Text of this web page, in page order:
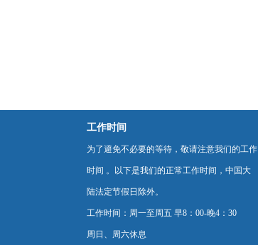
工作时间
为了避免不必要的等待，敬请注意我们的工作
时间 。以下是我们的正常工作时间，中国大
陆法定节假日除外。
工作时间：周一至周五 早8：00-晚4：30
周日、周六休息